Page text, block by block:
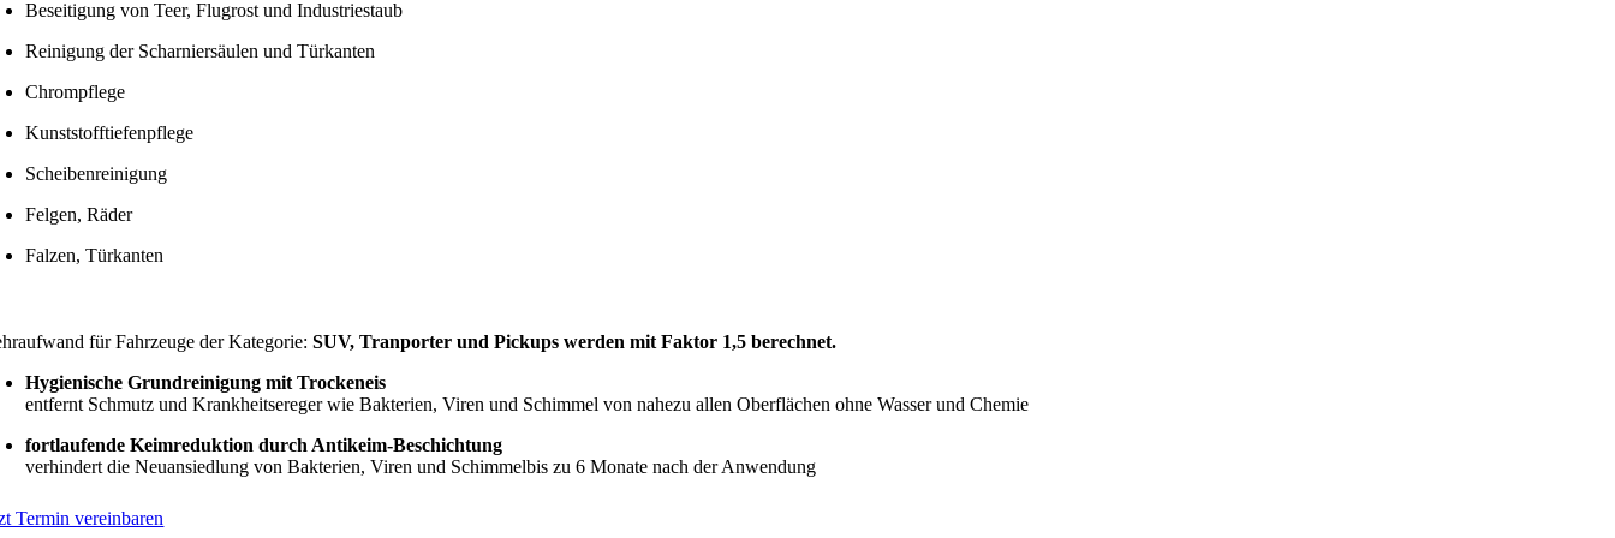
Beseitigung von Teer, Flugrost und Industriestaub
Reinigung der Scharniersäulen und Türkanten
Chrompflege
Kunststofftiefenpflege
Scheibenreinigung
Felgen, Räder
Falzen, Türkanten
für Fahrzeuge der Kategorie:SUV, Tranporter und Pickups werden mit Faktor 1,5 berechnet.
Hygienische Grundreinigung mit Trockeneis
entfernt Schmutz und Krankheitsereger wie Bakterien, Viren und Schimmel von nahezu allen Oberflächen ohne Wasser und Chemie
fortlaufende Keimreduktion durch Antikeim-Beschichtung
verhindert die Neuansiedlung von Bakterien, Viren und Schimmelbis zu 6 Monate nach der Anwendung
Termin vereinbaren